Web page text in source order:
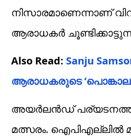
നിസാരമാണെന്നാണ്
ആരാധകര്‍
Also Read: Sanju
ആരാധകരുടെ
അയര്‍ലന്‍ഡ്
മത്സരം. ഐപിഎല്ലില്‍